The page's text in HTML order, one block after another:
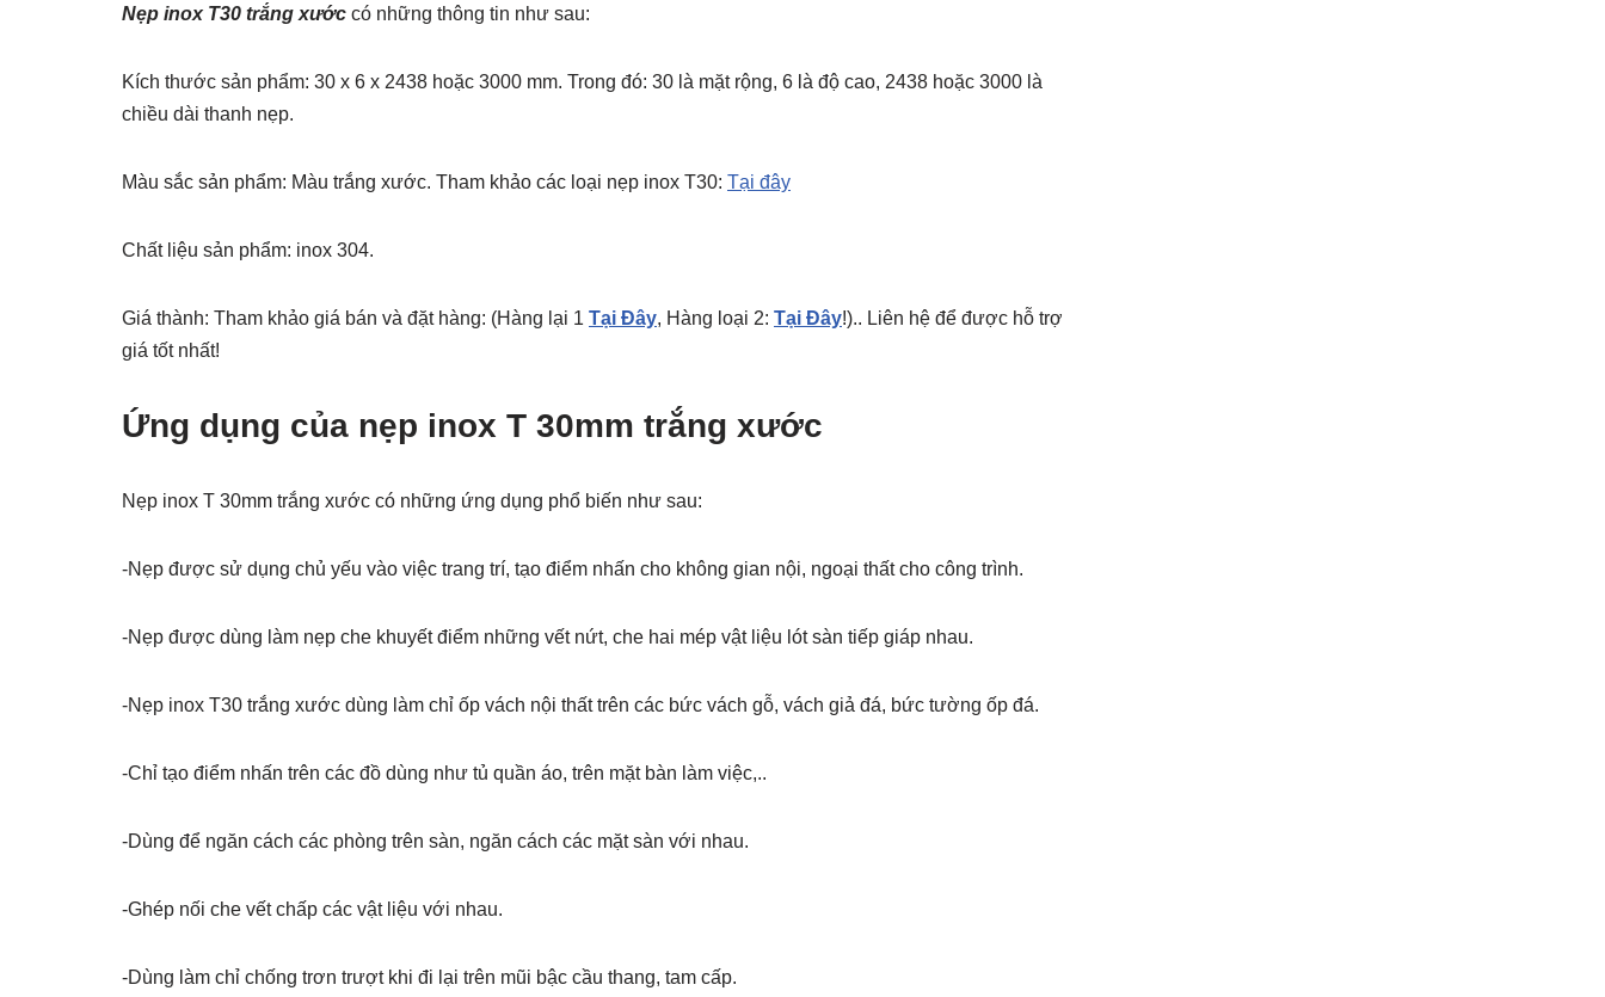
Nẹp inox T30 trắng xước có những thông tin như sau:
Kích thước sản phẩm: 30 x 6 x 2438 hoặc 3000 mm. Trong đó: 30 là mặt rộng, 6 là độ cao, 2438 hoặc 3000 là
chiều dài thanh nẹp.
Màu sắc sản phẩm: Màu trắng xước. Tham khảo các loại nẹp inox T30: Tại đây
Chất liệu sản phẩm: inox 304.
Giá thành: Tham khảo giá bán và đặt hàng: (Hàng lại 1 Tại Đây, Hàng loại 2: Tại Đây!).. Liên hệ để được hỗ trợ
giá tốt nhất!
Ứng dụng của nẹp inox T 30mm trắng xước
Nẹp inox T 30mm trắng xước có những ứng dụng phổ biến như sau:
-Nẹp được sử dụng chủ yếu vào việc trang trí, tạo điểm nhấn cho không gian nội, ngoại thất cho công trình.
-Nẹp được dùng làm nẹp che khuyết điểm những vết nứt, che hai mép vật liệu lót sàn tiếp giáp nhau.
-Nẹp inox T30 trắng xước dùng làm chỉ ốp vách nội thất trên các bức vách gỗ, vách giả đá, bức tường ốp đá.
-Chỉ tạo điểm nhấn trên các đồ dùng như tủ quần áo, trên mặt bàn làm việc,..
-Dùng để ngăn cách các phòng trên sàn, ngăn cách các mặt sàn với nhau.
-Ghép nối che vết chấp các vật liệu với nhau.
-Dùng làm chỉ chống trơn trượt khi đi lại trên mũi bậc cầu thang, tam cấp.